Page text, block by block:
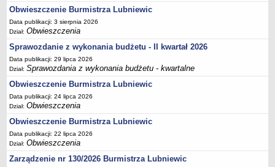
Oświadczenia majątkowe
Interpelacje radnych wraz z odpowiedziami
Zapytania radnych wraz z odpowiedziami
Apele
JEDNOSTKI ORGANIZACYJNE
Biblioteka - Centrum Kultury
Zespół Szkolno-Przedszkolny
Miejsko-Gminny Ośrodek Pomocy Społecznej
Zakład Gospodarki Komunalnej
Środowiskowy Dom Samopomocy
MAJĄTEK I FINANSE
Obwieszczenie Burmistrza Lubniewic
Data publikacji: 3 sierpnia 2026
Dział:Obwieszczenia
Sprawozdanie z wykonania budżetu - II kwartał 2026
Data publikacji: 29 lipca 2026
Dział:Sprawozdania z wykonania budżetu - kwartalne
Obwieszczenie Burmistrza Lubniewic
Data publikacji: 24 lipca 2026
Dział:Obwieszczenia
Obwieszczenie Burmistrza Lubniewic
Data publikacji: 22 lipca 2026
Dział:Obwieszczenia
Zarządzenie nr 130/2026 Burmistrza Lubniewic